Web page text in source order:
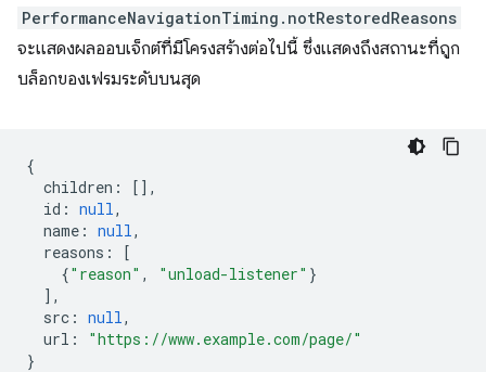
PerformanceNavigationTiming.notRestoredReasons
จะแสดงผลออบเจ็กต์ที่มีโครงสร้างต่อไปนี้ ซึ่งแสดงถึงสถานะที่ถูก
บล็อกของเฟรมระดับบนสุด
{
children :
[],
id : null,
name : null,
reasons :
[
{"reason" , "unload-listener" }
],
src : null,
url :
"https://www.example.com/page/"
}